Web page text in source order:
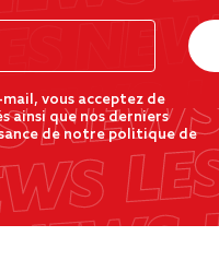
vous acceptez de
ainsi que nos derniers
de notre politique de